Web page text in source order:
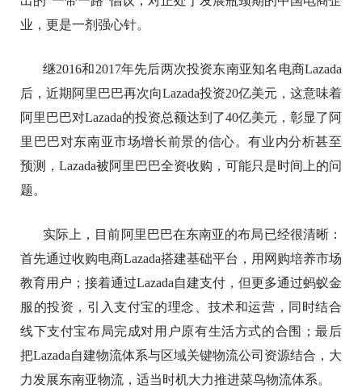
业，更是一剂强心针。
继2016和2017年先后两次投资东南亚知名电商Lazada
后，近期阿里巴巴再次向Lazada投资20亿美元，这意味着
阿里巴巴对Lazada的投资总额达到了40亿美元，彰显了阿
里巴巴对东南亚市场增长前景的信心。有业内分析甚至
预测，Lazada被阿里巴巴全资收购，可能只是时间上的问
题。
实际上，目前阿里巴巴在东南亚的布局已经很清晰：
首先通过收购电商Lazada搭建基础平台，用网购培养市场
教育用户；接着通过Lazada自建支付，但更多通过蚂蚁金
服的投资，引入支付宝的理念、技术和运营，同时结合
线下支付宝布局完成对用户原有生活方式的合围；最后
把Lazada自建物流体系与区域关键物流公司资源结合，大
力发展东南亚物流，适当时机大力推进菜鸟物流体系。